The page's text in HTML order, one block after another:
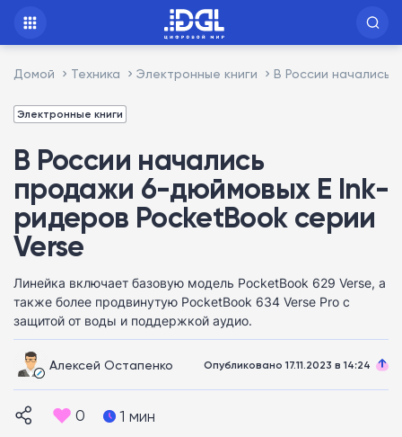
Домой Техника Электронные книги В России начались
Электронные книги
В России начались
продажи 6-дюймовых E Ink-
ридеров PocketBook серии
Verse
Линейка включает базовую модель PocketBook 629 Verse, а
также более продвинутую PocketBook 634 Verse Pro с
защитой от воды и поддержкой аудио.
Алексей Остапенко Опубликовано 17.11.2023 в 14:24
0 1 мин